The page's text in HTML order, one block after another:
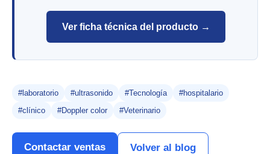
Ver ficha técnica del producto →
#laboratorio #ultrasonido #Tecnología
#hospitalario
#clínico
#Doppler color #Veterinario
Contactar ventas Volver al blog